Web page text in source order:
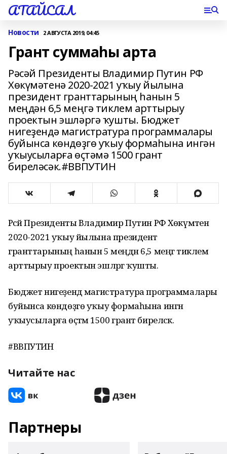
АТАЙСАЛ
Новости 2 АВГУСТА 2019, 04:45
Грант суммаһы арта
Рәсәй Президенты Владимир Путин РФ
Хөкүмәтенә 2020-2021 уҡыу йылына
президент гранттарының һанын 5
меңдән 6,5 меңгә тиклем арттырыу
проектын эшләргә ҡушты. Бюджет
нигеҙендә магистратура программалары
буйынса көндөҙгө уҡыу формаһына ингән
уҡыусыларға өҫтәмә 1500 грант
биреләсәк.#ВВПУТИН
Рәсәй Президенты Владимир Путин РФ Хөкүмәтенә
2020-2021 уҡыу йылына президент
гранттарының һанын 5 меңдән 6,5 меңгә тиклем
арттырыу проектын эшләргә ҡушты.
Бюджет нигеҙендә магистратура программалары
буйынса көндөҙгө уҡыу формаһына ингән
уҡыусыларға өҫтәмә 1500 грант биреләсәк.
#ВВПУТИН
Читайте нас
Партнеры